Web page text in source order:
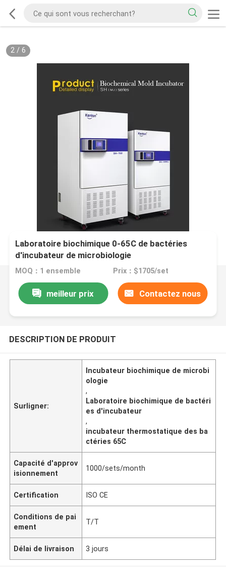
2/ 6
Laboratoire biochimique 0-65C de bactéries
d'incubateur de microbiologie
MOQ：1 ensemble Prix：$1705/set
meilleur prix Contactez nous
DESCRIPTION DE PRODUIT
Surligner:
Incubateur biochimique de microbi
ologie
,
Laboratoire biochimique de bactéri
es d'incubateur
,
incubateur thermostatique des ba
ctéries 65C
Capacité d'approv
isionnement
1000/sets/month
Certification ISO CE
Conditions de pai
ement
T/T
Délai de livraison 3 jours